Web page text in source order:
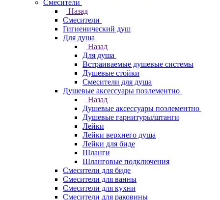
Смесители
Назад
Смесители
Гигиенический душ
Для душа
Назад
Для душа
Встраиваемые душевые системы
Душевые стойки
Смесители для душа
Душевые аксессуары поэлементно
Назад
Душевые аксессуары поэлементно
Душевые гарнитуры/штанги
Лейки
Лейки верхнего душа
Лейки для биде
Шланги
Шланговые подключения
Смесители для биде
Смесители для ванны
Смесители для кухни
Смесители для раковины